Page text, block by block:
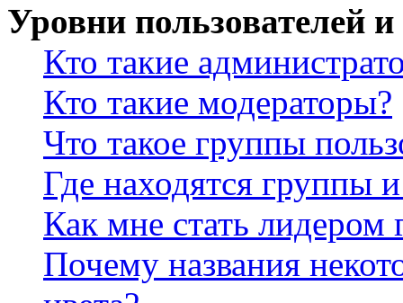
Уровни пользователей
Кто такие
Кто такие модераторы?
Что такое группы
Где находятся группы
Как мне стать лидером
Почему названия